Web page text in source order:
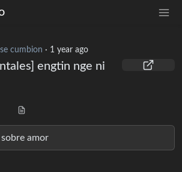
cumbion · 1 year ago
engtin nge ni
amor